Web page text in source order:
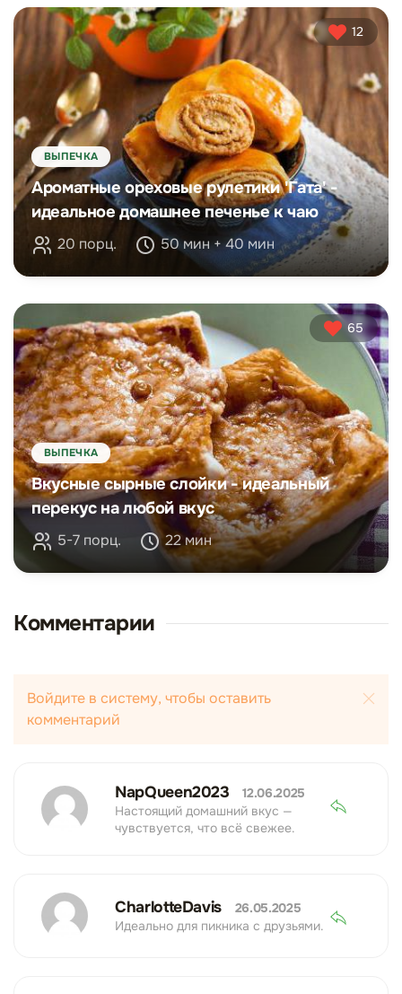
12
ВЫПЕЧКА
Ароматные ореховые рулетики 'Гата' -
идеальное домашнее печенье к чаю
20 порц. 50 мин + 40 мин
65
ВЫПЕЧКА
Вкусные сырные слойки - идеальный
перекус на любой вкус
5-7 порц. 22 мин
Комментарии
Войдите в систему, чтобы оставить
комментарий
NapQueen2023
12.06.2025
Настоящий домашний вкус —
чувствуется, что всё свежее.
CharlotteDavis
26.05.2025
Идеально для пикника с друзьями.